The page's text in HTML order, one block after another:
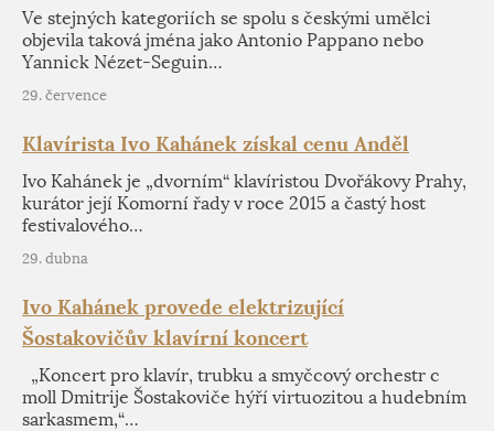
Ve stejných kategoriích se spolu s českými umělci
objevila taková jména jako Antonio Pappano nebo
Yannick Nézet-Seguin…
29. července
Klavírista Ivo Kahánek získal cenu Anděl
Ivo Kahánek je „dvorním“ klavíristou Dvořákovy Prahy,
kurátor její Komorní řady v roce 2015 a častý host
festivalového…
29. dubna
Ivo Kahánek provede elektrizující
Šostakovičův klavírní koncert
„Koncert pro klavír, trubku a smyčcový orchestr c
moll Dmitrije Šostakoviče hýří virtuozitou a hudebním
sarkasmem,“…